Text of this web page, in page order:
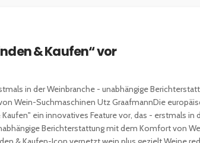
& Kaufen“ vor
in der Weinbranche - unabhängige
Wein-Suchmaschinen Utz GraafmannDie
ein innovatives Feature vor, das - erstmals in
Berichterstattung mit dem Komfort von